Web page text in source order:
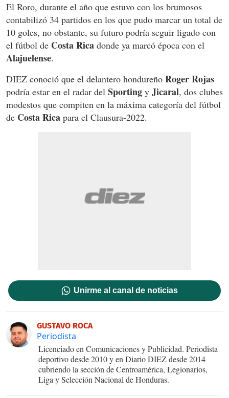
El Roro, durante el año que estuvo con los brumosos
contabilizó 34 partidos en los que pudo marcar un total de
10 goles, no obstante, su futuro podría seguir ligado con
el fútbol de Costa Rica donde ya marcó época con el
Alajuelense.
DIEZ conoció que el delantero hondureño Roger Rojas
podría estar en el radar del Sporting y Jicaral, dos clubes
modestos que compiten en la máxima categoría del fútbol
de Costa Rica para el Clausura-2022.
Unirme al canal de noticias
GUSTAVO ROCA
Periodista
Licenciado en Comunicaciones y Publicidad. Periodista
deportivo desde 2010 y en Diario DIEZ desde 2014
cubriendo la sección de Centroamérica, Legionarios,
Liga y Selección Nacional de Honduras.